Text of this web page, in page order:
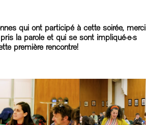
qui ont participé à cette soirée, merci
la parole et qui se sont impliqué·e·s
première rencontre!